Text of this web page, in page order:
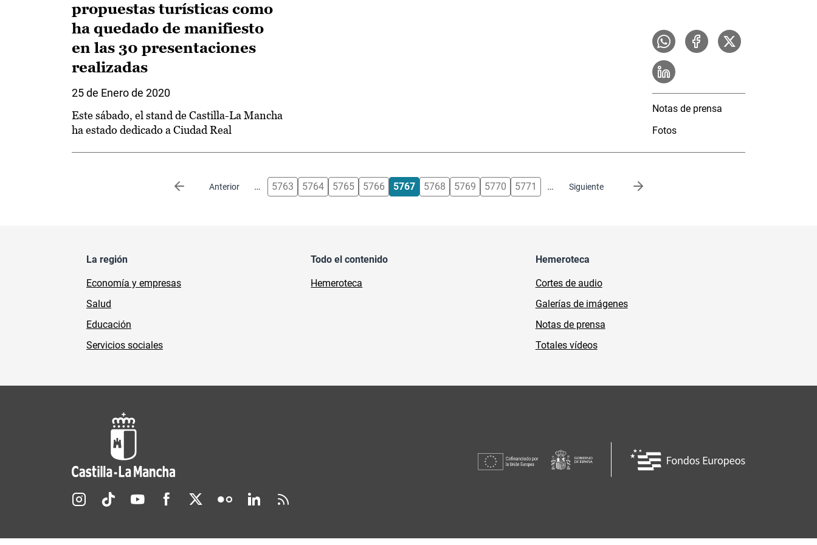
propuestas turísticas como
ha quedado de manifiesto
en las 30 presentaciones
realizadas
25 de Enero de 2020
Este sábado, el stand de Castilla-La Mancha
ha estado dedicado a Ciudad Real
Notas de prensa
Fotos
Anterior
Página anterior … 5763 5764 5765 5766 5767 5768 5769 5770 5771 … Siguiente
Siguiente página
La región
Economía y empresas
Salud
Educación
Servicios sociales
Todo el contenido
Hemeroteca
Hemeroteca
Cortes de audio
Galerías de imágenes
Notas de prensa
Totales vídeos
Redes sociales JCCM